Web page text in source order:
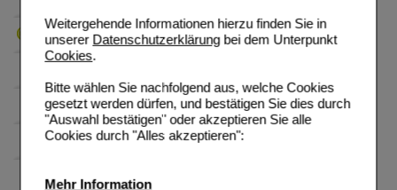
Weitergehende Informationen hierzu finden Sie in
unserer Datenschutzerklärungbei dem Unterpunkt
Cookies.
Bitte wählen Sie nachfolgend aus, welche Cookies
gesetzt werden dürfen, und bestätigen Sie dies durch
"Auswahl bestätigen" oder akzeptieren Sie alle
Cookies durch "Alles akzeptieren":
Mehr Information